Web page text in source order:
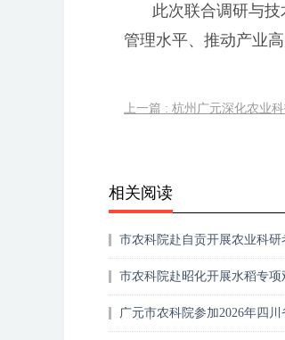
此次联合调研与
管理水平、推动产业
上一篇 : 杭州广元深化农业
相关阅读
市农科院赴自贡开展农业科研
市农科院赴昭化开展水稻专项
广元市农科院参加2026年四